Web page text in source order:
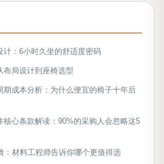
计：6小时久坐的舒适度密码
布局设计到座椅选型
期成本分析：为什么便宜的椅子十年后
核心条款解读：90%的采购人会忽略这5
：材料工程师告诉你哪个更值得选